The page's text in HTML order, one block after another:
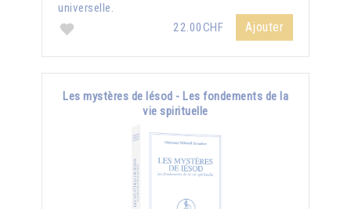
universelle.
22.00CHF
Ajouter
Les mystères de Iésod - Les fondements de la
vie spirituelle